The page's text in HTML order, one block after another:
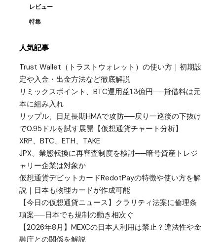
レビュー
特集
人気記事
Trust Wallet（トラストウォレット）の使い方｜初期設
定や入金・出金方法など徹底解説
リミックスポイント、BTC運用益1.3億円──貸借料は元
本に組み入れ
リップル、日足長期HMAで攻防──戻り一巡後の下抜け
で0.95ドルを試す展開【仮想通貨チャート分析】
XRP、BTC、ETH、TAKE
JPX、業態転換に再審査制度を検討──暗号資産トレジ
ャリー企業は対象か
仮想通貨デビットカードRedotPayの特徴や使い方を解
説｜日本も物理カードが作成可能
【今日の仮想通貨ニュース】クラリティ法案に倫理条
項案──日本でも規制の動き相次ぐ
【2026年8月】MEXCの日本人利用は禁止？違法性や金
融庁との関係を解説